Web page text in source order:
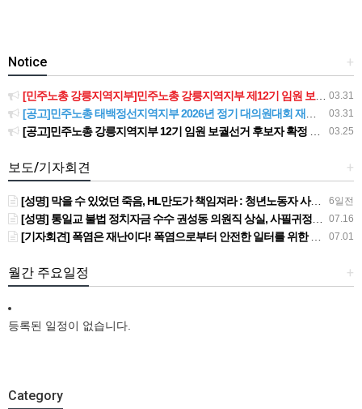
+
Notice
03.31
[민주노총 강릉지역지부]민주노총 강릉지역지부 제12기 임원 보궐선거결과 공고
03.31
[공고]민주노총 태백정선지역지부 2026년 정기 대의원대회 재소집 건
03.25
[공고]민주노총 강릉지역지부 12기 임원 보궐선거 후보자 확정 공고
+
보도/기자회견
6일전
[성명] 막을 수 있었던 죽음, HL만도가 책임져라 : 청년노동자 사망사고의 철저한 진상규명과 재발방지 대책 마련하라
07.16
[성명] 통일교 불법 정치자금 수수 권성동 의원직 상실, 사필귀정이다
07.01
[기자회견] 폭염은 재난이다! 폭염으로부터 안전한 일터를 위한 민주노총 강원지역본부 폭염감시단 선포 기자회견
+
월간 주요일정
등록된 일정이 없습니다.
Category